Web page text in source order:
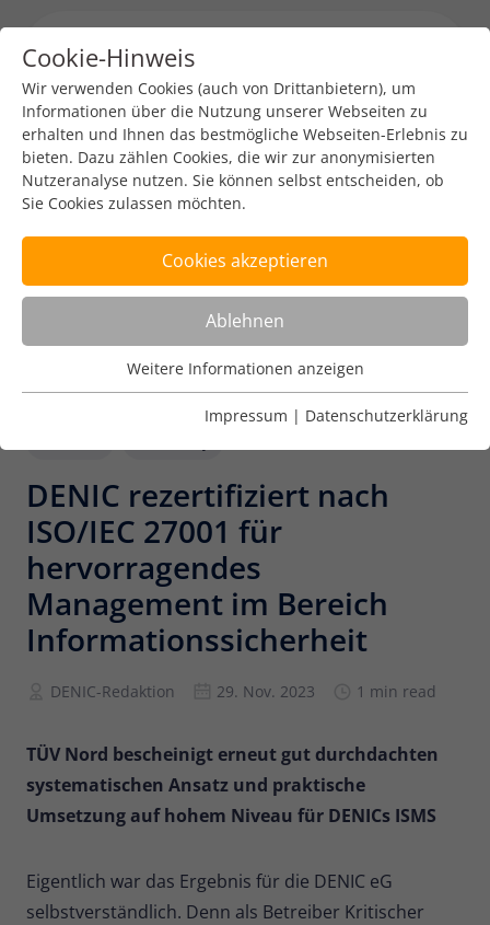
DENIC rezertifiziert nach
ISO/IEC 27001 für
hervorragendes
Management im Bereich
Informationssicherheit
DENIC-Redaktion 29. Nov. 2023 1 min read
TÜV Nord bescheinigt erneut gut durchdachten
systematischen Ansatz und praktische
Umsetzung auf hohem Niveau für DENICs ISMS
Eigentlich war das Ergebnis für die DENIC eG
selbstverständlich. Denn als Betreiber Kritischer
Cookie-Hinweis
Wir verwenden Cookies (auch von Drittanbietern), um
Informationen über die Nutzung unserer Webseiten zu
erhalten und Ihnen das bestmögliche Webseiten-Erlebnis zu
bieten. Dazu zählen Cookies, die wir zur anonymisierten
Nutzeranalyse nutzen. Sie können selbst entscheiden, ob
Sie Cookies zulassen möchten.
Cookies akzeptieren
Ablehnen
Nutzungsanalyse
Cookies zur Nutzungsanalyse ermöglichen es uns zu
Anbieter Matomo
Laufzeit 6 Monate
Zweck
Zur Speicherung der
Attributionsinformationen, des
Besuch der Website verwendet wurde
Name _pk_id
Anbieter Matomo
Wird verwendet, um einige Details über
Weitere Informationen anzeigen
Impressum | Datenschutzerklärung